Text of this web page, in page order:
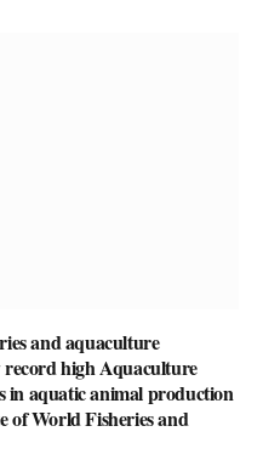
and aquaculture
record high Aquaculture
in aquatic animal production
of World Fisheries and